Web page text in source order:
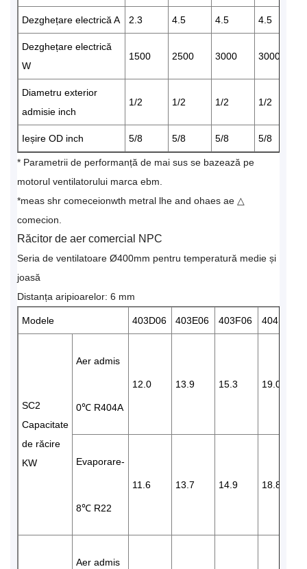
Dezghețare electrică A 2.3 4.5 4.5 4.5
Dezghețare electrică
W
1500 2500 3000 3000
Diametru exterior
admisie inch
1/2 1/2 1/2 1/2
Ieșire OD inch 5/8 5/8 5/8 5/8
* Parametrii de performanță de mai sus se bazează pe
motorul ventilatorului marca ebm.
*meas shr comeceionwth metral lhe and ohaes ae △
comecion.
Răcitor de aer comercial NPC
Seria de ventilatoare Ø400mm pentru temperatură medie și
joasă
Distanța aripioarelor: 6 mm
Modele 403D06 403E06 403F06 404F06
SC2
Capacitate
de răcire
KW
Aer admis
0℃ R404A
12.0 13.9 15.3 19.0
Evaporare-
8℃ R22
11.6 13.7 14.9 18.8
Aer admis